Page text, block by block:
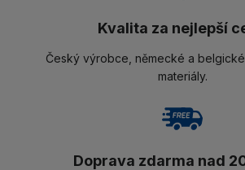
Kvalita za nejlepší
Český výrobce, německé a
materiály.
Doprava zdarma nad